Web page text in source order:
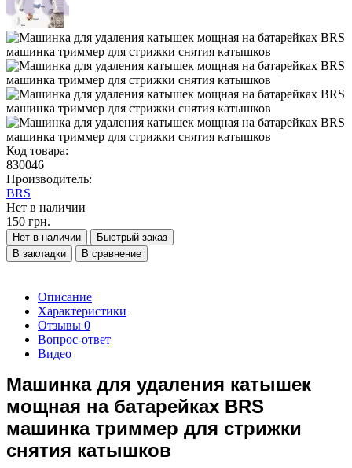
Код товара:
830046
Производитель:
BRS
Нет в наличии
150 грн.
Нет в наличии
Быстрый заказ
В закладки
В сравнение
Описание
Характеристики
Отзывы 0
Вопрос-ответ
Видео
Машинка для удаления катышек
мощная на батарейках BRS
машинка триммер для стрижки
снятия катышков